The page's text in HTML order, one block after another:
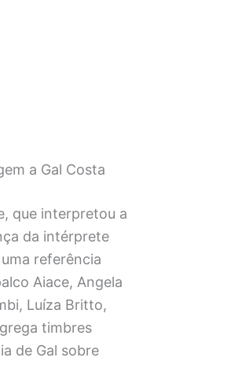
a Gal Costa
que interpretou a
da intérprete
referência
Aiace, Angela
Luíza Britto,
timbres
de Gal sobre